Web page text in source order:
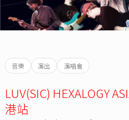
音樂 演出 演唱會
LUV(SIC) HEXALOGY
港站